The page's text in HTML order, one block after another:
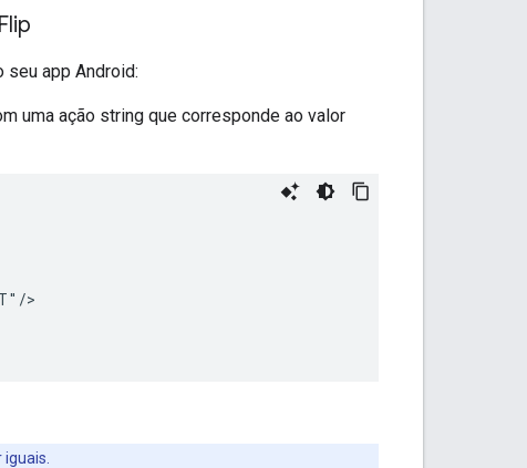
seu app Android:
uma ação string que corresponde ao valor
>